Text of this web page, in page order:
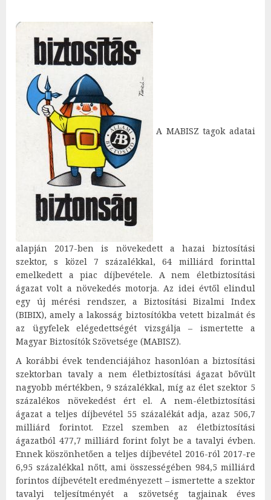
A MABISZ tagok adatai
alapján 2017-ben is növekedett a hazai biztosítási
szektor, s közel 7 százalékkal, 64 milliárd forinttal
emelkedett a piac díjbevétele. A nem életbiztosítási
ágazat volt a növekedés motorja. Az idei évtől elindul
egy új mérési rendszer, a Biztosítási Bizalmi Index
(BIBIX), amely a lakosság biztosítókba vetett bizalmát és
az ügyfelek elégedettségét vizsgálja – ismertette a
Magyar Biztosítók Szövetsége (MABISZ).
A korábbi évek tendenciájához hasonlóan a biztosítási
szektorban tavaly a nem életbiztosítási ágazat bővült
nagyobb mértékben, 9 százalékkal, míg az élet szektor 5
százalékos növekedést ért el. A nem-életbiztosítási
ágazat a teljes díjbevétel 55 százalékát adja, azaz 506,7
milliárd forintot. Ezzel szemben az életbiztosítási
ágazatból 477,7 milliárd forint folyt be a tavalyi évben.
Ennek köszönhetően a teljes díjbevétel 2016-ról 2017-re
6,95 százalékkal nőtt, ami összességében 984,5 milliárd
forintos díjbevételt eredményezett – ismertette a szektor
tavalyi teljesítményét a szövetség tagjainak éves